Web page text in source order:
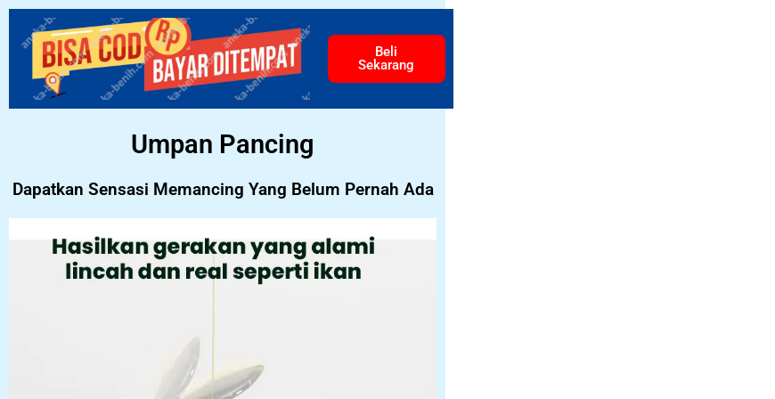
Beli
Sekarang
Umpan Pancing
Dapatkan Sensasi Memancing Yang Belum Pernah Ada